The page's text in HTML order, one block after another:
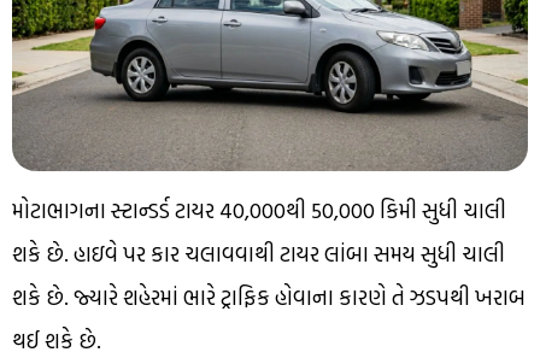
મોટાભાગના સ્ટાન્ડર્ડ ટાયર 40,000થી 50,000 કિમી સુધી ચાલી
શકે છે. હાઇવે પર કાર ચલાવવાથી ટાયર લાંબા સમય સુધી ચાલી
શકે છે. જ્યારે શહેરમાં ભારે ટ્રાફિક હોવાના કારણે તે ઝડપથી ખરાબ
થઈ શકે છે.